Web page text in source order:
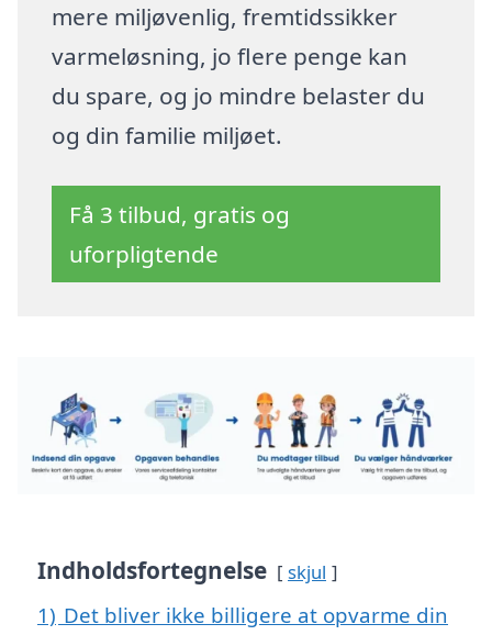
mere miljøvenlig, fremtidssikker
varmeløsning, jo flere penge kan
du spare, og jo mindre belaster du
og din familie miljøet.
Få 3 tilbud, gratis og
uforpligtende
Indholdsfortegnelse skjul
1) Det bliver ikke billigere at opvarme din